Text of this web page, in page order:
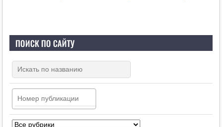
ПОИСК ПО САЙТУ